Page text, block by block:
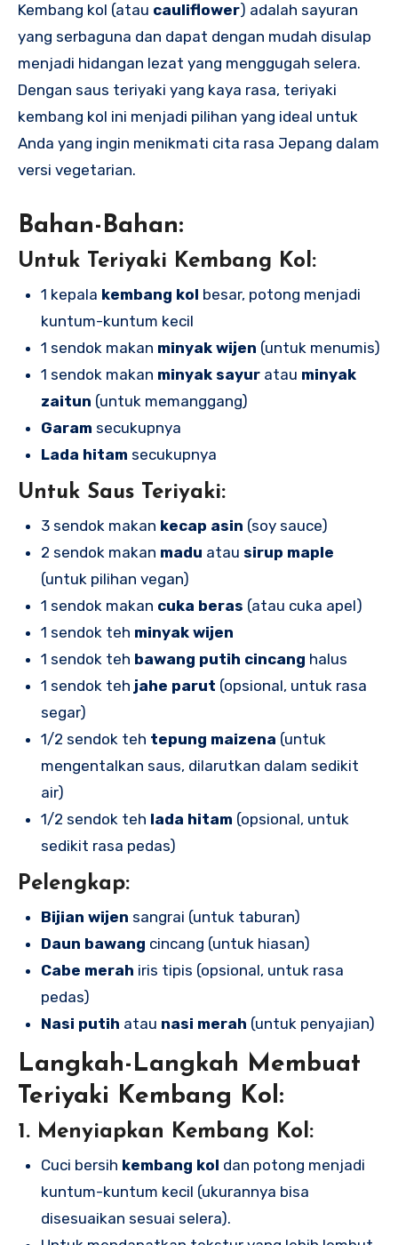
Kembang kol (atau cauliflower) adalah sayuran
yang serbaguna dan dapat dengan mudah disulap
menjadi hidangan lezat yang menggugah selera.
Dengan saus teriyaki yang kaya rasa, teriyaki
kembang kol ini menjadi pilihan yang ideal untuk
Anda yang ingin menikmati cita rasa Jepang dalam
versi vegetarian.
Bahan-Bahan:
Untuk Teriyaki Kembang Kol:
1 kepala kembang kol besar, potong menjadi
kuntum-kuntum kecil
1 sendok makan minyak wijen (untuk menumis)
1 sendok makan minyak sayuratau minyak
zaitun (untuk memanggang)
Garam secukupnya
Lada hitam secukupnya
Untuk Saus Teriyaki:
3 sendok makan kecap asin (soy sauce)
2 sendok makan madu atau sirup maple
(untuk pilihan vegan)
1 sendok makan cuka beras (atau cuka apel)
1 sendok teh minyak wijen
1 sendok teh bawang putih cincang halus
1 sendok teh jahe parut (opsional, untuk rasa
segar)
1/2 sendok teh tepung maizena (untuk
mengentalkan saus, dilarutkan dalam sedikit
air)
1/2 sendok teh lada hitam (opsional, untuk
sedikit rasa pedas)
Pelengkap:
Bijian wijen sangrai (untuk taburan)
Daun bawang cincang (untuk hiasan)
Cabe merah iris tipis (opsional, untuk rasa
pedas)
Nasi putih atau nasi merah (untuk penyajian)
Langkah-Langkah Membuat
Teriyaki Kembang Kol:
1. Menyiapkan Kembang Kol:
Cuci bersih kembang kol dan potong menjadi
kuntum-kuntum kecil (ukurannya bisa
disesuaikan sesuai selera).